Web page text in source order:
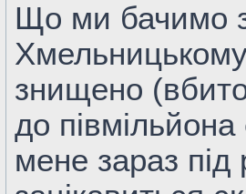
Що ми бачимо з
знищено
до
мене зараз